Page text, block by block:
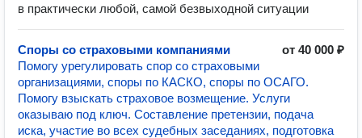
в практически любой, самой безвыходной ситуации
Споры со страховыми компаниями
от 40 000 ₽
Помогу урегулировать спор со страховыми
организациями, споры по КАСКО, споры по ОСАГО.
Помогу взыскать страховое возмещение. Услуги
оказываю под ключ. Составление претензии, подача
иска, участие во всех судебных заседаниях, подготовка